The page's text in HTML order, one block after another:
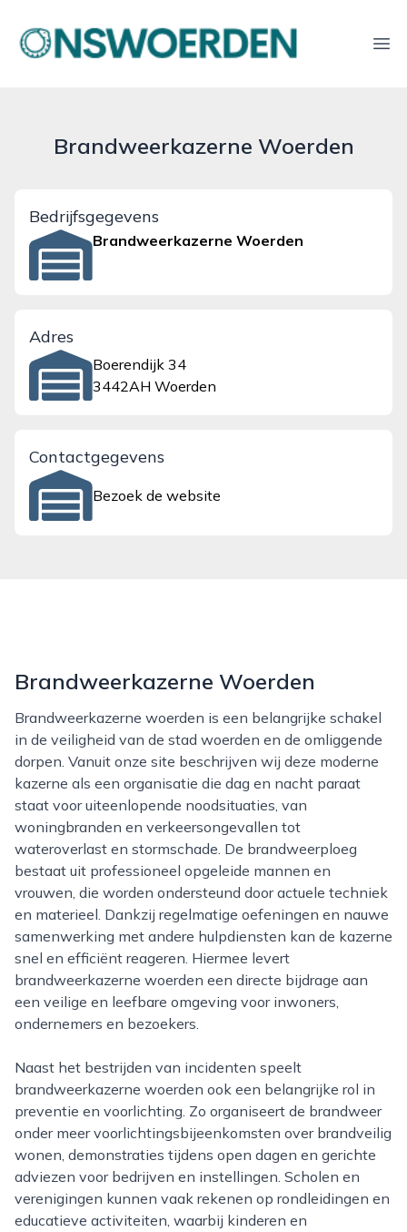
onswoerden.nl
Brandweerkazerne Woerden
Bedrijfsgegevens
Brandweerkazerne Woerden
Adres
Boerendijk 34
3442AH Woerden
Contactgegevens
Bezoek de website
Brandweerkazerne Woerden
Brandweerkazerne woerden is een belangrijke schakel
in de veiligheid van de stad woerden en de omliggende
dorpen. Vanuit onze site beschrijven wij deze moderne
kazerne als een organisatie die dag en nacht paraat
staat voor uiteenlopende noodsituaties, van
woningbranden en verkeersongevallen tot
wateroverlast en stormschade. De brandweerploeg
bestaat uit professioneel opgeleide mannen en
vrouwen, die worden ondersteund door actuele techniek
en materieel. Dankzij regelmatige oefeningen en nauwe
samenwerking met andere hulpdiensten kan de kazerne
snel en efficiënt reageren. Hiermee levert
brandweerkazerne woerden een directe bijdrage aan
een veilige en leefbare omgeving voor inwoners,
ondernemers en bezoekers.
Naast het bestrijden van incidenten speelt
brandweerkazerne woerden ook een belangrijke rol in
preventie en voorlichting. Zo organiseert de brandweer
onder meer voorlichtingsbijeenkomsten over brandveilig
wonen, demonstraties tijdens open dagen en gerichte
adviezen voor bedrijven en instellingen. Scholen en
verenigingen kunnen vaak rekenen op rondleidingen en
educatieve activiteiten, waarbij kinderen en